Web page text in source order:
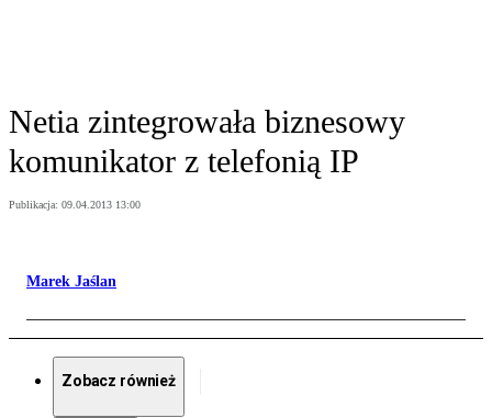
Netia zintegrowała biznesowy
komunikator z telefonią IP
Publikacja: 09.04.2013 13:00
Marek Jaślan
Zobacz również